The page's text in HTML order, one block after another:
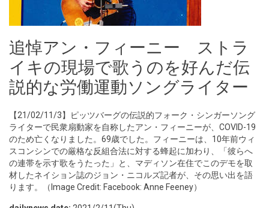
追悼アン・フィーニー ストラ
イキの現場で歌うのを好んだ伝
説的な労働運動ソングライター
【21/02/11/3】ピッツバーグの伝説的フォーク・シンガーソング
ライターで民衆扇動家を自称したアン・フィーニーが、COVID-19
のため亡くなりました。69歳でした。フィーニーは、10年前ウィ
スコンシンでの厳格な反組合法に対する蜂起に加わり、「彼らへ
の連帯を示す歌をうたった」と、マディソン在住でこのデモを取
材したネイション誌のジョン・ニコルズ記者が、その思い出を語
ります。（Image Credit: Facebook: Anne Feeney）